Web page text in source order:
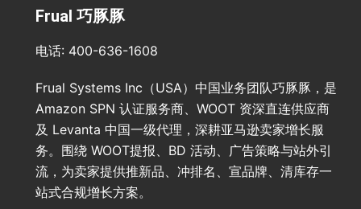
Frual 巧豚豚
电话: 400-636-1608
Frual Systems Inc（USA）中国业务团队巧豚豚，是
Amazon SPN 认证服务商、WOOT 资深直连供应商
及 Levanta 中国一级代理，深耕亚马逊卖家增长服
务。围绕 WOOT提报、BD 活动、广告策略与站外引
流，为卖家提供推新品、冲排名、宣品牌、清库存一
站式合规增长方案。